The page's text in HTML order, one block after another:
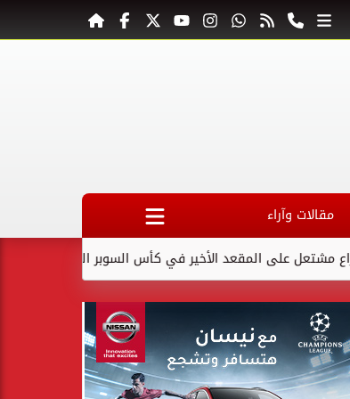
مقالات وآراء
المقعد الأخير في كأس السوبر السعودي بعد استبعاد